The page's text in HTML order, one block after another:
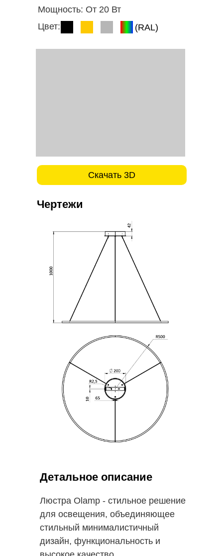
Скачать 3D
Цвет:
Мощность: От 20 Вт
(RAL)
Чертежи
Детальное описание
Люстра Olamp - стильное решение
для освещения, объединяющее
стильный минималистичный
дизайн, функциональность и